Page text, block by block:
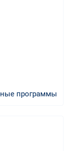
программы